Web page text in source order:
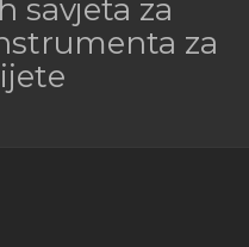
savjeta za
za